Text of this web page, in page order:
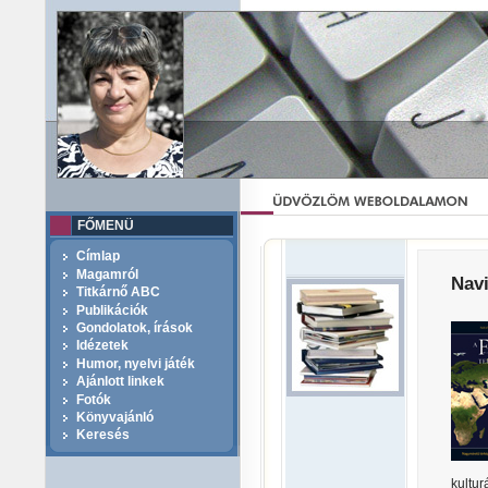
FŐMENÜ
Címlap
Magamról
Titkárnő ABC
Publikációk
Gondolatok, írások
Idézetek
Humor, nyelvi játék
Ajánlott linkek
Fotók
Könyvajánló
Keresés